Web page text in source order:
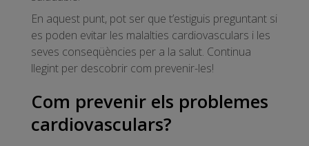
En aquest punt, pot ser que t’estiguis preguntant si
es poden evitar les malalties cardiovasculars i les
seves conseqüències per a la salut. Continua
llegint per descobrir com prevenir-les!
Com prevenir els problemes
cardiovasculars?